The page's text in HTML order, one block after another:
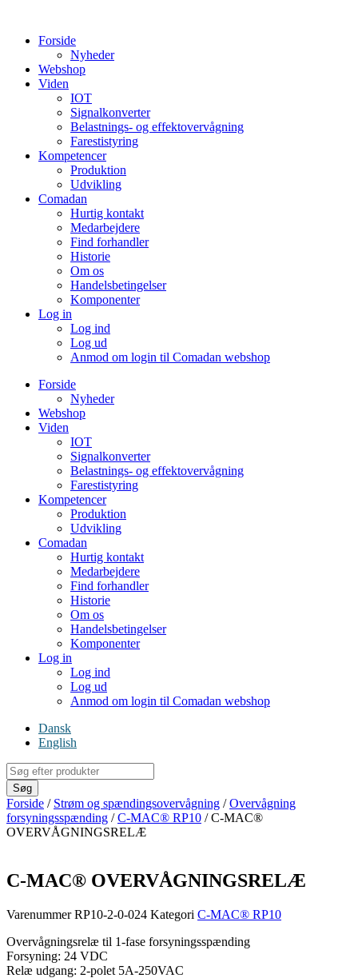
indholdForside
Nyheder
Webshop
Viden
IOT
Signalkonverter
Belastnings- og effektovervågning
Farestistyring
Kompetencer
Produktion
Udvikling
Comadan
Hurtig kontakt
Medarbejdere
Find forhandler
Historie
Om os
Handelsbetingelser
Komponenter
Log in
Log ind
Log ud
Anmod om login til Comadan webshop
Forside
Nyheder
Webshop
Viden
IOT
Signalkonverter
Belastnings- og effektovervågning
Farestistyring
Kompetencer
Produktion
Udvikling
Comadan
Hurtig kontakt
Medarbejdere
Find forhandler
Historie
Om os
Handelsbetingelser
Komponenter
Log in
Log ind
Log ud
Anmod om login til Comadan webshop
Dansk
English
Products
search
Søg
Forside / Strøm og spændingsovervågning /Overvågning
forsyningsspænding /C-MAC® RP10 / C-MAC®
OVERVÅGNINGSRELÆ
C-MAC® OVERVÅGNINGSRELÆ
VarenummerRP10-2-0-024 Kategori C-MAC® RP10
Overvågningsrelæ til 1-fase forsyningsspænding
Forsyning: 24 VDC
Relæ udgang: 2-polet 5A-250VAC